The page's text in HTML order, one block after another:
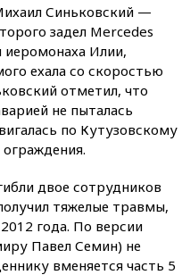
Синьковский —
задел Mercedes
иеромонаха Илии,
ехала со скоростью
отметил, что
не пыталась
по Кутузовскому
двое сотрудников
тяжелые травмы,
года. По версии
Павел Семин) не
вменяется часть 5